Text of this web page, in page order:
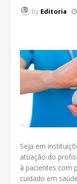
by Editoria
Seja em
atuação do
à pacientes com
cuidado em